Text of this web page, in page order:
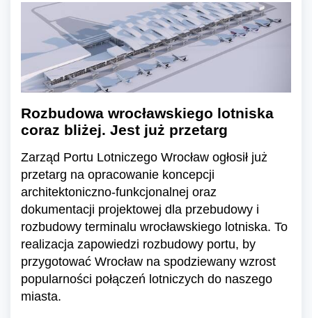
Rozbudowa wrocławskiego lotniska
coraz bliżej. Jest już przetarg
Zarząd Portu Lotniczego Wrocław ogłosił już
przetarg na opracowanie koncepcji
architektoniczno-funkcjonalnej oraz
dokumentacji projektowej dla przebudowy i
rozbudowy terminalu wrocławskiego lotniska. To
realizacja zapowiedzi rozbudowy portu, by
przygotować Wrocław na spodziewany wzrost
popularności połączeń lotniczych do naszego
miasta.